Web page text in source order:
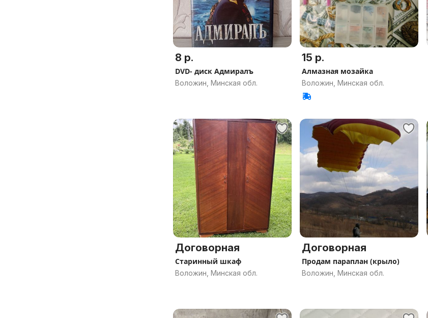
8 р.
DVD- диск Адмиралъ
Воложин, Минская обл.
15 р.
Алмазная мозайка
Воложин, Минская обл.
Договорная
Старинный шкаф
Воложин, Минская обл.
Договорная
Продам параплан (крыло)
Воложин, Минская обл.